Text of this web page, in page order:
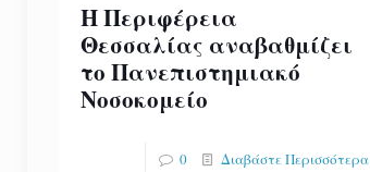
Η Περιφέρεια
Θεσσαλίας αναβαθμίζει
το Πανεπιστημιακό
Νοσοκομείο
0 Διαβάστε Περισσότερα